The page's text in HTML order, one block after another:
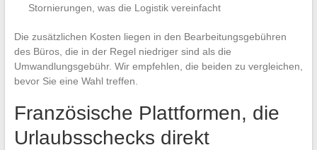
Stornierungen, was die Logistik vereinfacht
Die zusätzlichen Kosten liegen in den Bearbeitungsgebühren
des Büros, die in der Regel niedriger sind als die
Umwandlungsgebühr. Wir empfehlen, die beiden zu vergleichen,
bevor Sie eine Wahl treffen.
Französische Plattformen, die
Urlaubsschecks direkt